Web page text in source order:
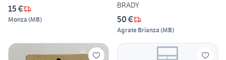
15 €
Monza (MB)
BRADY
50 €
Agrate Brianza (MB)